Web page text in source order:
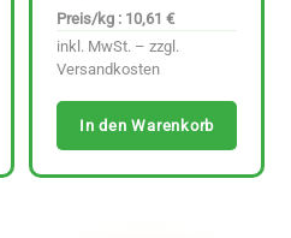
Preis/kg : 10,61 €
inkl. MwSt. – zzgl.
Versandkosten
In den Warenkorb